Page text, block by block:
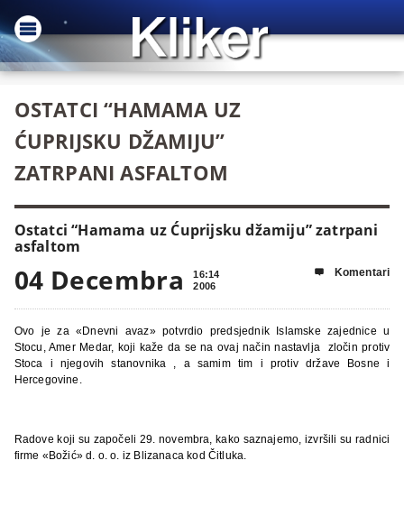
OSTATCI “HAMAMA UZ
ĆUPRIJSKU DŽAMIJU”
ZATRPANI ASFALTOM
Ostatci “Hamama uz Ćuprijsku džamiju” zatrpani
asfaltom
04 Decembra
16:14
2006
 Komentari
Ovo je za «Dnevni avaz» potvrdio predsjednik Islamske zajednice u
Stocu, Amer Medar, koji kaže da se na ovaj način nastavlja
zločin protiv
Stoca i njegovih stanovnika , a samim tim i protiv države Bosne i
Hercegovine.
Radove koji su započeli 29. novembra, kako saznajemo, izvršili su radnici
firme «Božić» d. o. o. iz Blizanaca kod Čitluka.